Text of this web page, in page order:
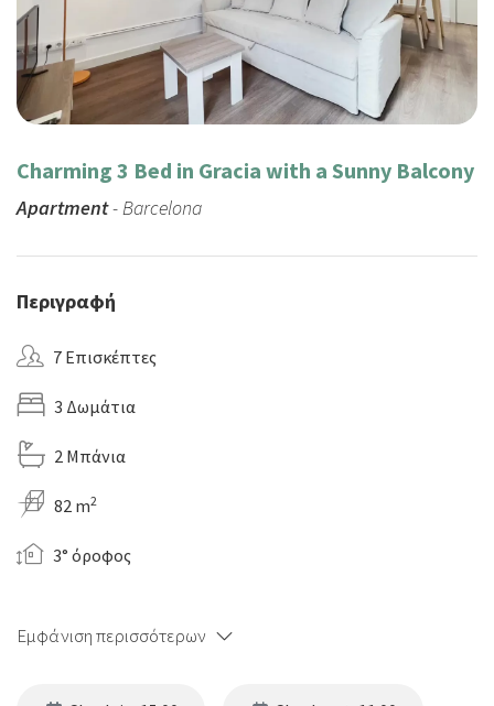
Charming 3 Bed in Gracia with a Sunny Balcony
Apartment- Barcelona
Περιγραφή
7 Επισκέπτες
3 Δωμάτια
2 Μπάνια
82 m2
3° όροφος
Εμφάνιση περισσότερων